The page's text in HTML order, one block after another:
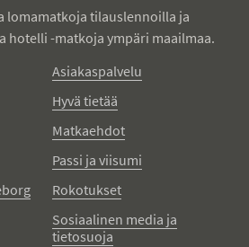
lomamatkoja tilauslennoilla ja
hotelli -matkoja ympäri maailmaa.
Asiakaspalvelu
Hyvä tietää
Matkaehdot
Passi ja viisumi
Rokotukset
Sosiaalinen media ja
tietosuoja